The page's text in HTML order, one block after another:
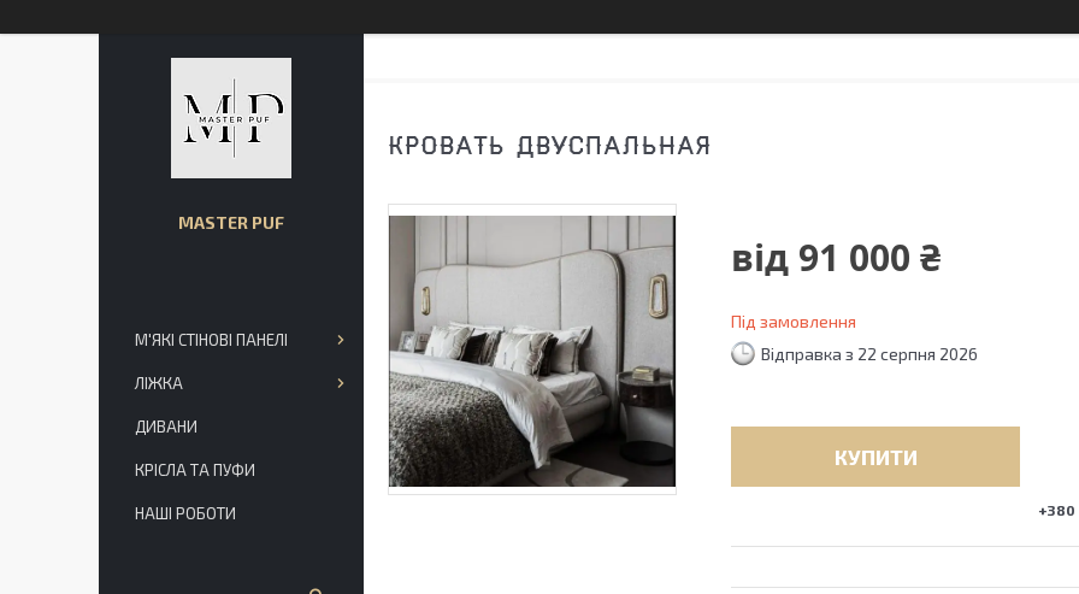
КРОВАТЬ ДВУСПАЛЬНАЯ
від 91 000 ₴
Під замовлення
Відправка з 22 серпня 2026
КУПИТИ
MASTER PUF
М'ЯКІ СТІНОВІ ПАНЕЛІ
ЛІЖКА
ДИВАНИ
КРІСЛА ТА ПУФИ
НАШІ РОБОТИ